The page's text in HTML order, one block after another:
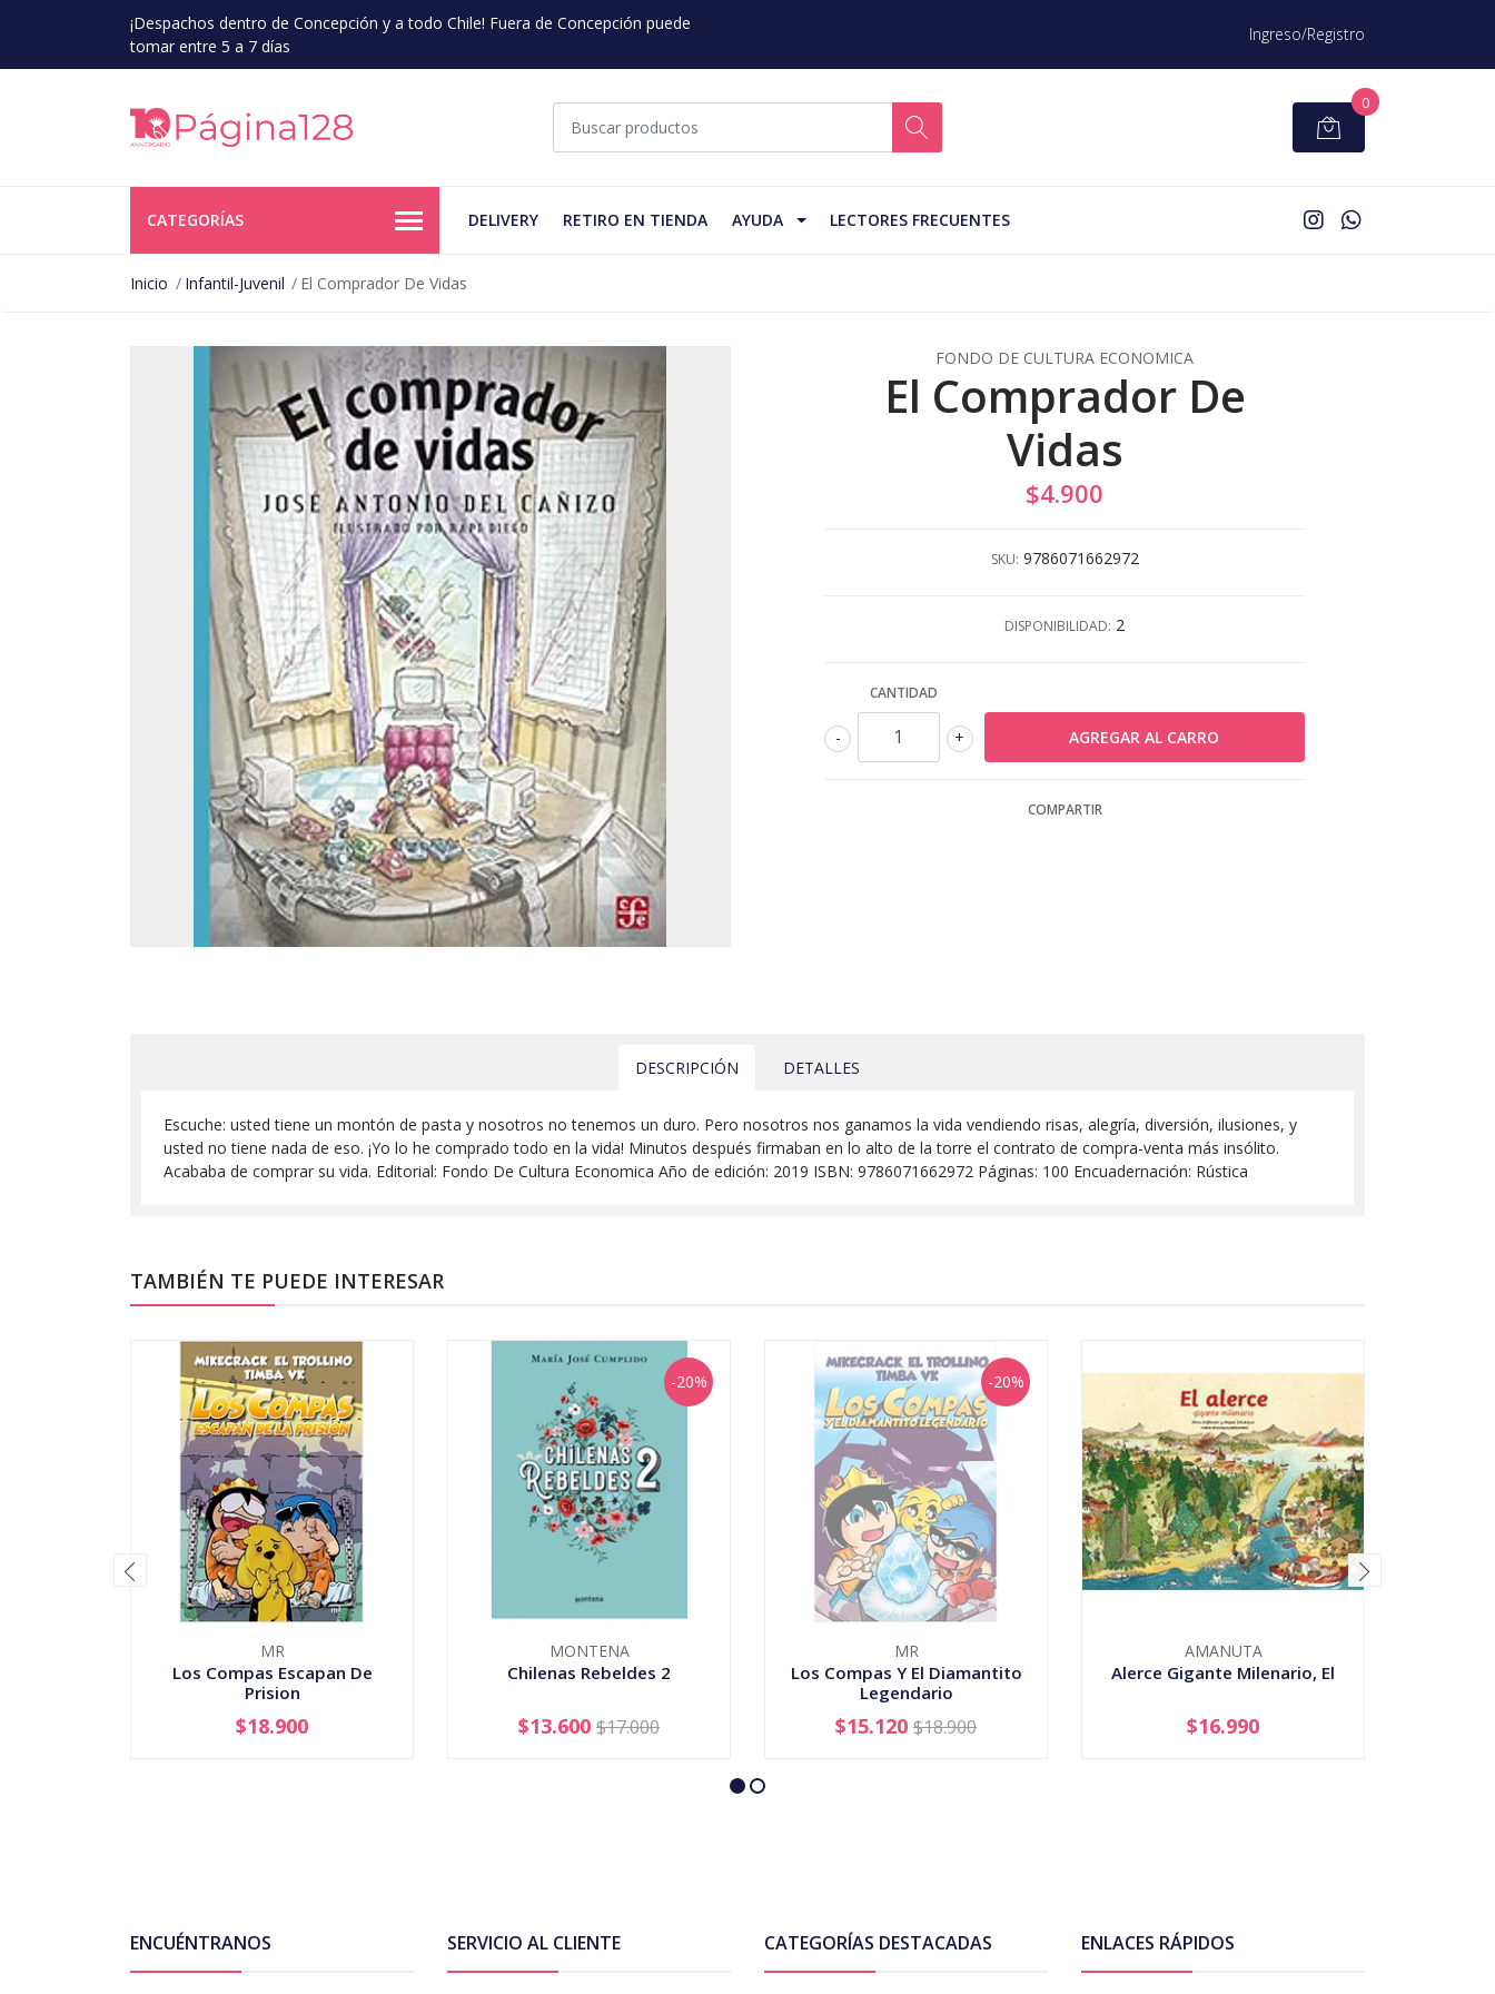
¡Despachos dentro de Concepción y a todo Chile! Fuera de Concepción puede
tomar entre 5 a 7 días
Ingreso/Registro
0
CATEGORÍAS DELIVERY RETIRO EN TIENDA AYUDA LECTORES FRECUENTES
Inicio Infantil-Juvenil El Comprador De Vidas
FONDO DE CULTURA ECONOMICA
El Comprador De
Vidas
$4.900
SKU: 9786071662972
DISPONIBILIDAD: 2
CANTIDAD
+
-
COMPARTIR
DESCRIPCIÓN DETALLES
Escuche: usted tiene un montón de pasta y nosotros no tenemos un duro. Pero nosotros nos ganamos la vida vendiendo risas, alegría, diversión, ilusiones, y
usted no tiene nada de eso. ¡Yo lo he comprado todo en la vida! Minutos después firmaban en lo alto de la torre el contrato de compra-venta más insólito.
Acababa de comprar su vida. Editorial: Fondo De Cultura Economica Año de edición: 2019 ISBN: 9786071662972 Páginas: 100 Encuadernación: Rústica
TAMBIÉN TE PUEDE INTERESAR
MR
Los Compas Escapan De
Prision
+
$18.900
-20%
MONTENA
Chilenas Rebeldes 2
+
$13.600 $17.000
-20%
MR
Los Compas Y El Diamantito
Legendario
AGOTADO
$15.120 $18.900
AMANUTA
Alerce Gigante Milenario, El
+
$16.990
ENCUÉNTRANOS SERVICIO AL CLIENTE CATEGORÍAS DESTACADAS ENLACES RÁPIDOS